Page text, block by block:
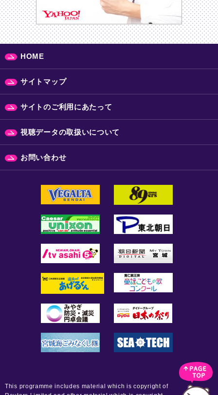
HOME
サイトマップ
サイトのご利用にあたって
視聴データの取扱いについて
お問い合わせ
This programme includes material which is copyright of